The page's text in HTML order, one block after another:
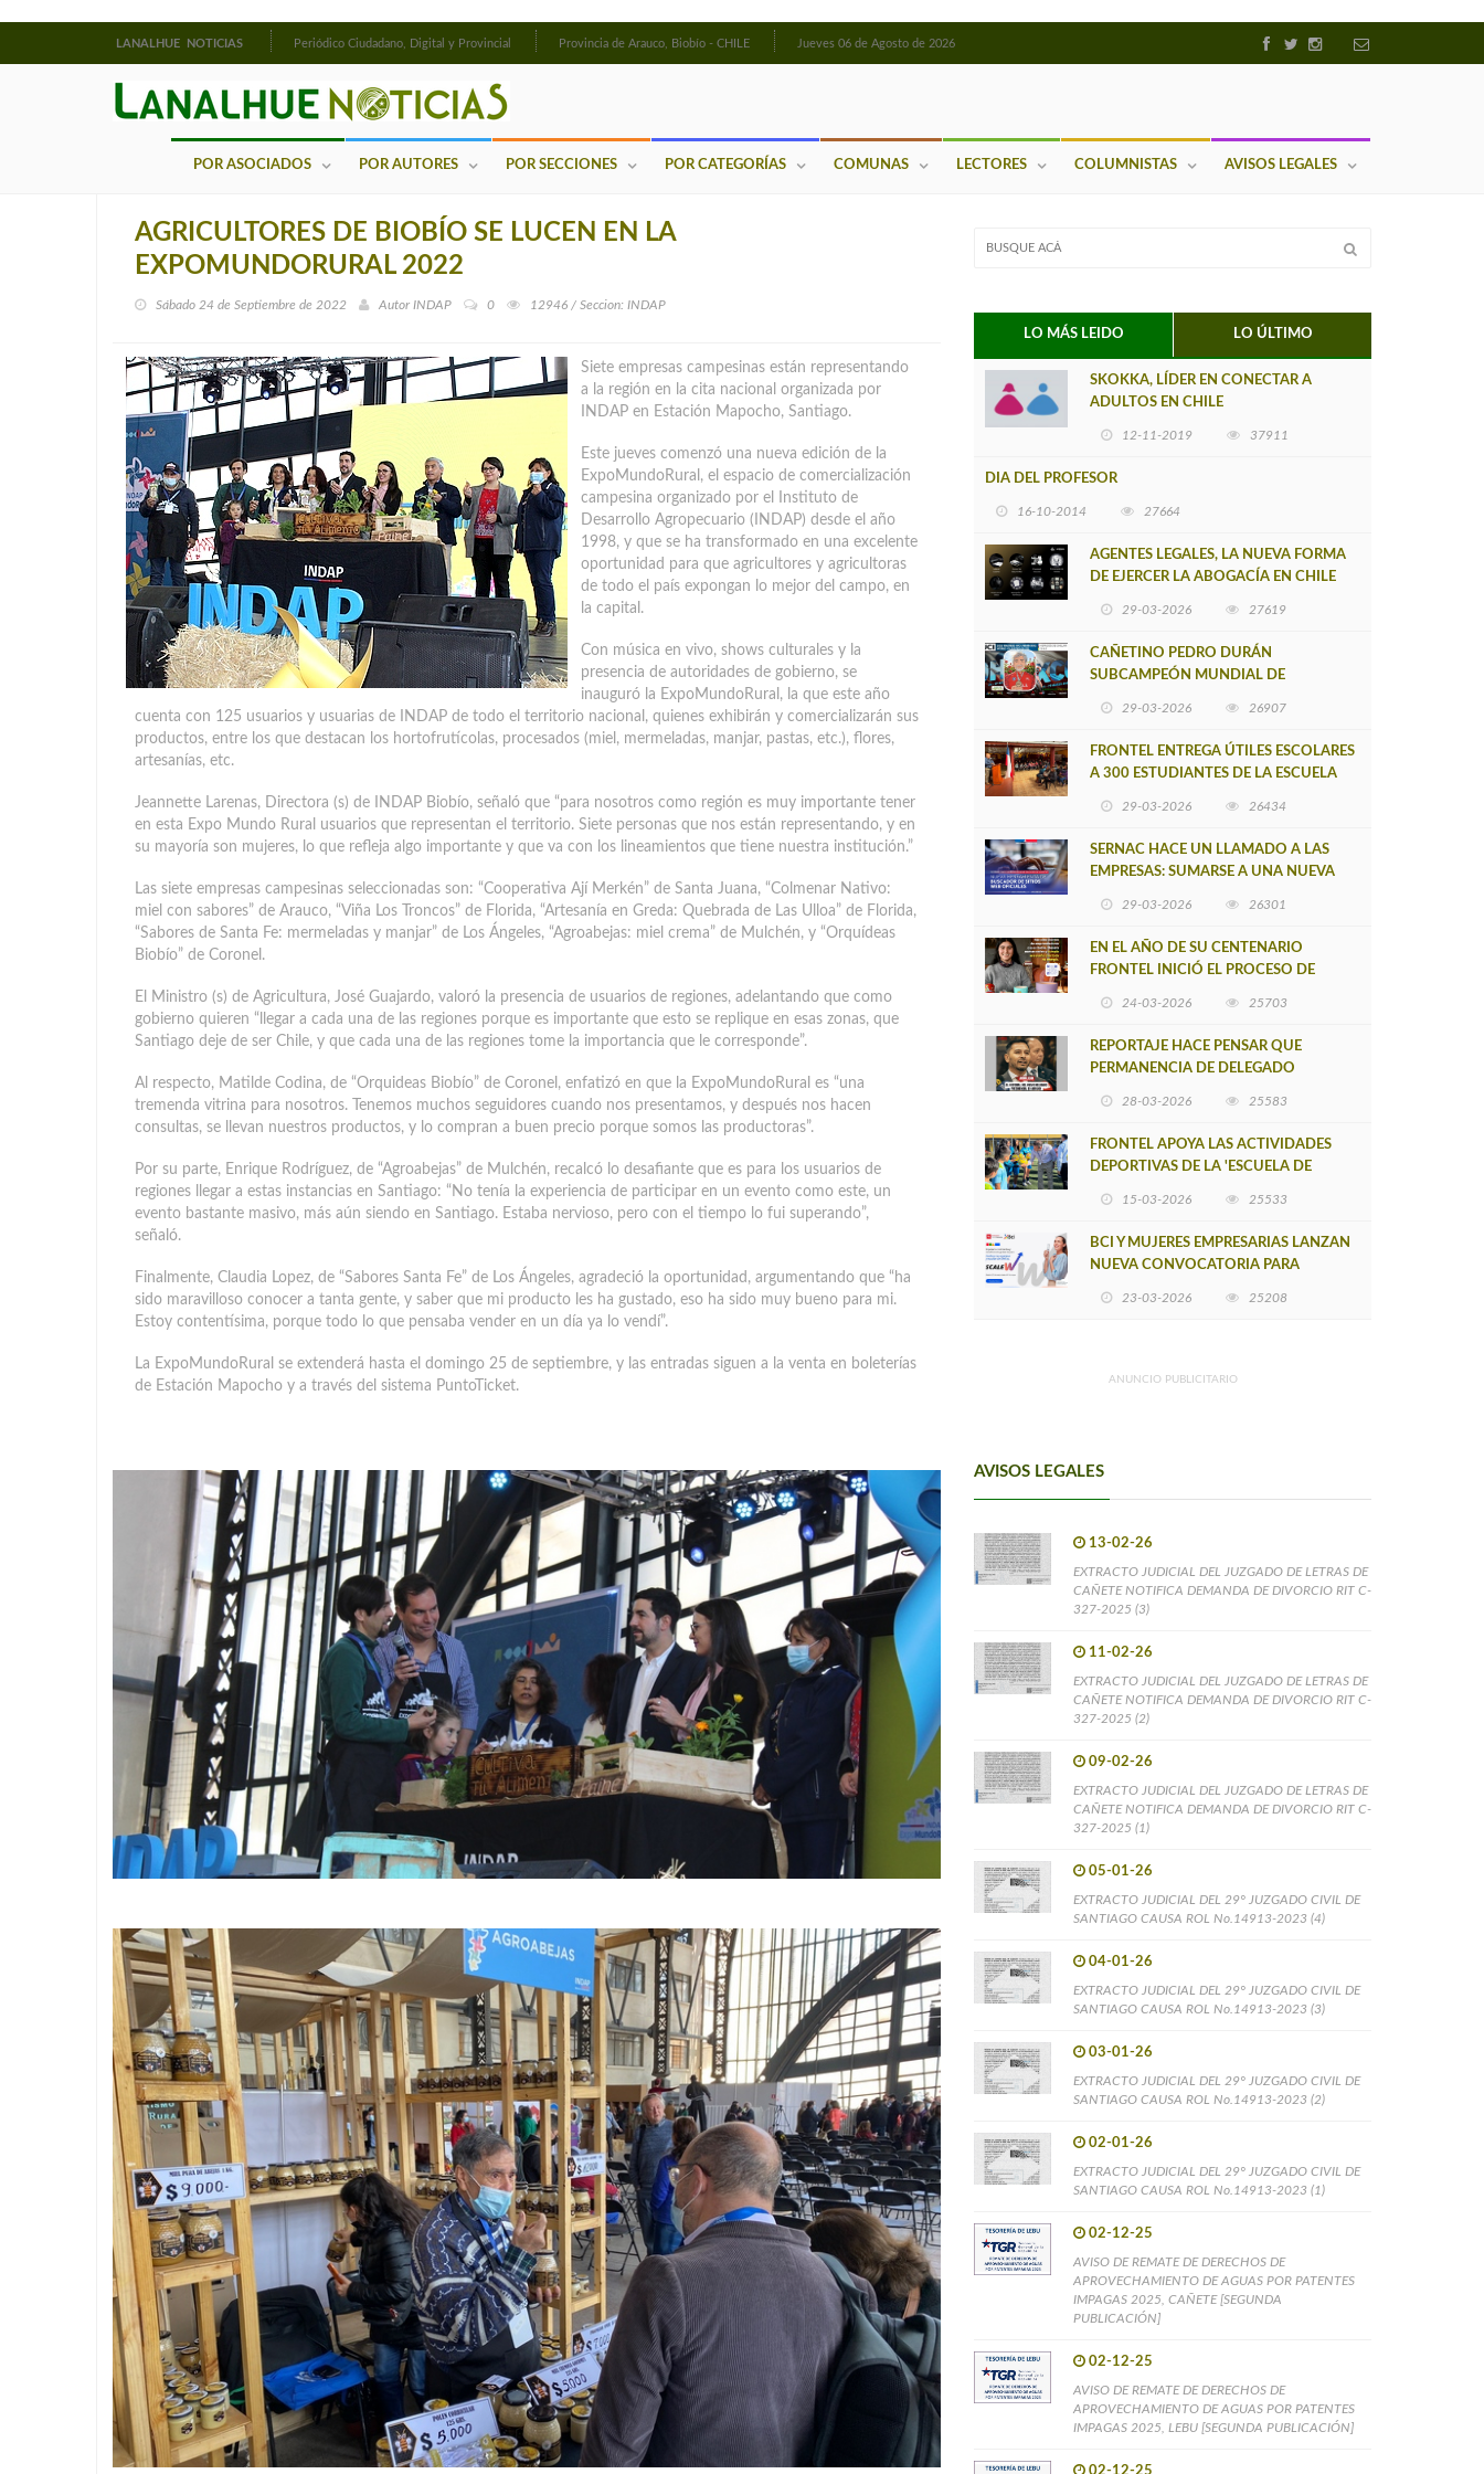
LANALHUE NOTICIAS Periódico Ciudadano, Digital y Provincial Provincia de Arauco, Biobío - CHILE Jueves 06 de Agosto de 2026
POR ASOCIADOS POR AUTORES POR SECCIONES POR CATEGORÍAS COMUNAS LECTORES COLUMNISTAS AVISOS LEGALES
AGRICULTORES DE BIOBÍO SE LUCEN EN LA
EXPOMUNDORURAL 2022
Sábado 24 de Septiembre de 2022 Autor INDAP 0 12946 / Seccion: INDAP
Siete empresas campesinas están representando
a la región en la cita nacional organizada por
INDAP en Estación Mapocho, Santiago.
Este jueves comenzó una nueva edición de la
ExpoMundoRural, el espacio de comercialización
campesina organizado por el Instituto de
Desarrollo Agropecuario (INDAP) desde el año
1998, y que se ha transformado en una excelente
oportunidad para que agricultores y agricultoras
de todo el país expongan lo mejor del campo, en
la capital.
Con música en vivo, shows culturales y la
presencia de autoridades de gobierno, se
inauguró la ExpoMundoRural, la que este año
cuenta con 125 usuarios y usuarias de INDAP de todo el territorio nacional, quienes exhibirán y comercializarán sus
productos, entre los que destacan los hortofrutícolas, procesados (miel, mermeladas, manjar, pastas, etc.), flores,
artesanías, etc.
Jeannette Larenas, Directora (s) de INDAP Biobío, señaló que “para nosotros como región es muy importante tener
en esta Expo Mundo Rural usuarios que representan el territorio. Siete personas que nos están representando, y en
su mayoría son mujeres, lo que refleja algo importante y que va con los lineamientos que tiene nuestra institución.”
Las siete empresas campesinas seleccionadas son: “Cooperativa Ají Merkén” de Santa Juana, “Colmenar Nativo:
miel con sabores” de Arauco, “Viña Los Troncos” de Florida, “Artesanía en Greda: Quebrada de Las Ulloa” de Florida,
“Sabores de Santa Fe: mermeladas y manjar” de Los Ángeles, “Agroabejas: miel crema” de Mulchén, y “Orquídeas
Biobío” de Coronel.
El Ministro (s) de Agricultura, José Guajardo, valoró la presencia de usuarios de regiones, adelantando que como
gobierno quieren “llegar a cada una de las regiones porque es importante que esto se replique en esas zonas, que
Santiago deje de ser Chile, y que cada una de las regiones tome la importancia que le corresponde”.
Al respecto, Matilde Codina, de “Orquideas Biobío” de Coronel, enfatizó en que la ExpoMundoRural es “una
tremenda vitrina para nosotros. Tenemos muchos seguidores cuando nos presentamos, y después nos hacen
consultas, se llevan nuestros productos, y lo compran a buen precio porque somos las productoras”.
Por su parte, Enrique Rodríguez, de “Agroabejas” de Mulchén, recalcó lo desafiante que es para los usuarios de
regiones llegar a estas instancias en Santiago: “No tenía la experiencia de participar en un evento como este, un
evento bastante masivo, más aún siendo en Santiago. Estaba nervioso, pero con el tiempo lo fui superando”,
señaló.
Finalmente, Claudia Lopez, de “Sabores Santa Fe” de Los Ángeles, agradeció la oportunidad, argumentando que “ha
sido maravilloso conocer a tanta gente, y saber que mi producto les ha gustado, eso ha sido muy bueno para mi.
Estoy contentísima, porque todo lo que pensaba vender en un día ya lo vendí”.
La ExpoMundoRural se extenderá hasta el domingo 25 de septiembre, y las entradas siguen a la venta en boleterías
de Estación Mapocho y a través del sistema PuntoTicket.
LO MÁS LEIDO LO ÚLTIMO
SKOKKA, LÍDER EN CONECTAR A
ADULTOS EN CHILE
12-11-2019 37911
DIA DEL PROFESOR
16-10-2014 27664
AGENTES LEGALES, LA NUEVA FORMA
DE EJERCER LA ABOGACÍA EN CHILE
29-03-2026 27619
CAÑETINO PEDRO DURÁN
SUBCAMPEÓN MUNDIAL DE
29-03-2026 26907
FRONTEL ENTREGA ÚTILES ESCOLARES
A 300 ESTUDIANTES DE LA ESCUELA
29-03-2026 26434
SERNAC HACE UN LLAMADO A LAS
EMPRESAS: SUMARSE A UNA NUEVA
29-03-2026 26301
EN EL AÑO DE SU CENTENARIO
FRONTEL INICIÓ EL PROCESO DE
24-03-2026 25703
REPORTAJE HACE PENSAR QUE
PERMANENCIA DE DELEGADO
28-03-2026 25583
FRONTEL APOYA LAS ACTIVIDADES
DEPORTIVAS DE LA 'ESCUELA DE
15-03-2026 25533
BCI Y MUJERES EMPRESARIAS LANZAN
NUEVA CONVOCATORIA PARA
23-03-2026 25208
ANUNCIO PUBLICITARIO
AVISOS LEGALES
13-02-26
EXTRACTO JUDICIAL DEL JUZGADO DE LETRAS DE
CAÑETE NOTIFICA DEMANDA DE DIVORCIO RIT C-
327-2025 (3)
11-02-26
EXTRACTO JUDICIAL DEL JUZGADO DE LETRAS DE
CAÑETE NOTIFICA DEMANDA DE DIVORCIO RIT C-
327-2025 (2)
09-02-26
EXTRACTO JUDICIAL DEL JUZGADO DE LETRAS DE
CAÑETE NOTIFICA DEMANDA DE DIVORCIO RIT C-
327-2025 (1)
05-01-26
EXTRACTO JUDICIAL DEL 29° JUZGADO CIVIL DE
SANTIAGO CAUSA ROL No.14913-2023 (4)
04-01-26
EXTRACTO JUDICIAL DEL 29° JUZGADO CIVIL DE
SANTIAGO CAUSA ROL No.14913-2023 (3)
03-01-26
EXTRACTO JUDICIAL DEL 29° JUZGADO CIVIL DE
SANTIAGO CAUSA ROL No.14913-2023 (2)
02-01-26
EXTRACTO JUDICIAL DEL 29° JUZGADO CIVIL DE
SANTIAGO CAUSA ROL No.14913-2023 (1)
02-12-25
AVISO DE REMATE DE DERECHOS DE
APROVECHAMIENTO DE AGUAS POR PATENTES
IMPAGAS 2025, CAÑETE [SEGUNDA
PUBLICACIÓN]
02-12-25
AVISO DE REMATE DE DERECHOS DE
APROVECHAMIENTO DE AGUAS POR PATENTES
IMPAGAS 2025, LEBU [SEGUNDA PUBLICACIÓN]